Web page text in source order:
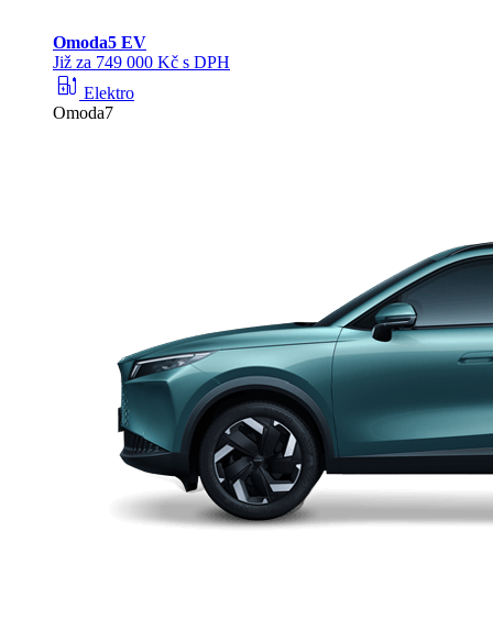
Omoda5 EV
Již za 749 000 Kč s DPH
ev_station Elektro
Omoda7